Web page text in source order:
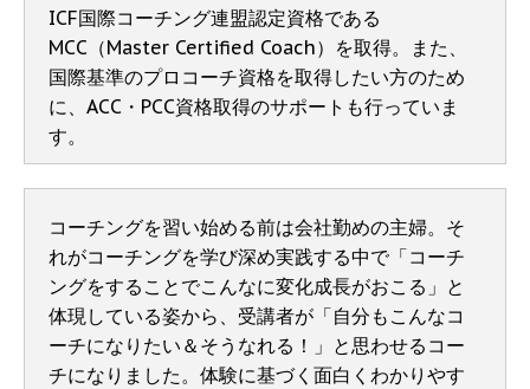
ICF国際コーチング連盟認定資格である
MCC（Master Certified Coach）を取得。また、
国際基準のプロコーチ資格を取得したい方のため
に、ACC・PCC資格取得のサポートも行っていま
す。
コーチングを習い始める前は会社勤めの主婦。そ
れがコーチングを学び深め実践する中で「コーチ
ングをすることでこんなに変化成長がおこる」と
体現している姿から、受講者が「自分もこんなコ
ーチになりたい＆そうなれる！」と思わせるコー
チになりました。体験に基づく面白くわかりやす